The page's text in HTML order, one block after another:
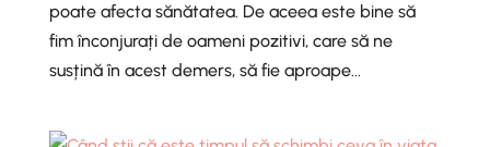
poate afecta sănătatea. De aceea este bine să
fim înconjurați de oameni pozitivi, care să ne
susțină în acest demers, să fie aproape...